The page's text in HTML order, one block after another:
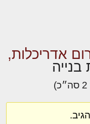
אדריכלות,
בנייה